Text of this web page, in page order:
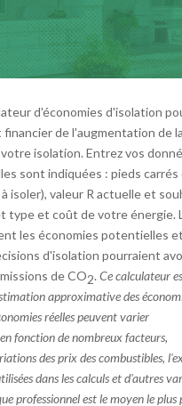
d'économies d'isolation
de l'augmentation de la
isolation. Entrez vos
sont indiquées : pieds carrés
isoler), valeur R actuelle et
type et coût de votre énergie.
les économies potentielles
d'isolation pourraient
de CO2. Ce calculateur
approximative des
réelles peuvent varier
fonction de nombreux facteurs,
des prix des combustibles,
dans les calculs et d'autres
professionnel est le moyen le plus